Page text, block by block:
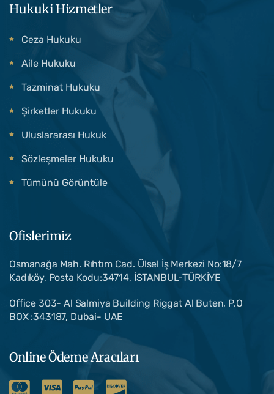
Hukuki Hizmetler
Ceza Hukuku
Aile Hukuku
Tazminat Hukuku
Şirketler Hukuku
Uluslararası Hukuk
Sözleşmeler Hukuku
Tümünü Görüntüle
Ofislerimiz
Osmanağa Mah. Rıhtım Cad. Ülsel İş Merkezi No:18/7
Kadıköy, Posta Kodu:34714, İSTANBUL-TÜRKİYE
Office 303- Al Salmiya Building Riggat Al Buten, P.O
BOX :343187, Dubai- UAE
Online Ödeme Aracıları